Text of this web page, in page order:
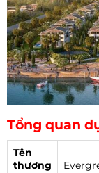
Tổng quan
Tên
thương